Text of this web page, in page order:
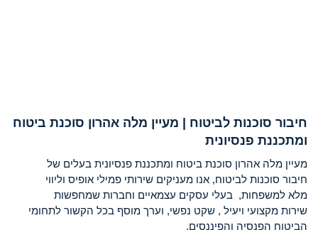
חיבור סוכנות לביטוח | מעיין מלה אהרון סוכנת ביטוח
ומתכננת פנסיונית
מעיין מלה אהרון סוכנת ביטוח ומתכננת פנסיונית בעלים של
חיבור סוכנות לביטוח, אנו מעניקים שירותי פמילי אופיס וליווי
מלא למשפחות, בעלי עסקים עצמאיים וחברות שמחפשות
שירות מקצועי ויעיל , שקט נפשי, וערך מוסף בכל הקשור לתחומי
הביטוח הפנסיה והפיננסים.